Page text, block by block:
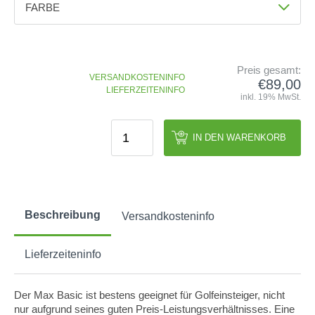
ACCESSOIRES
GOLFSCHLÄGER
EVENTS
FARBE
VERSANDKOSTENINFO
LIEFERZEITENINFO
Preis gesamt:
€89,00
inkl. 19% MwSt.
IN DEN WARENKORB
Beschreibung Versandkosteninfo
Lieferzeiteninfo
Der Max Basic ist bestens geeignet für Golfeinsteiger, nicht
nur aufgrund seines guten Preis-Leistungsverhältnisses. Eine